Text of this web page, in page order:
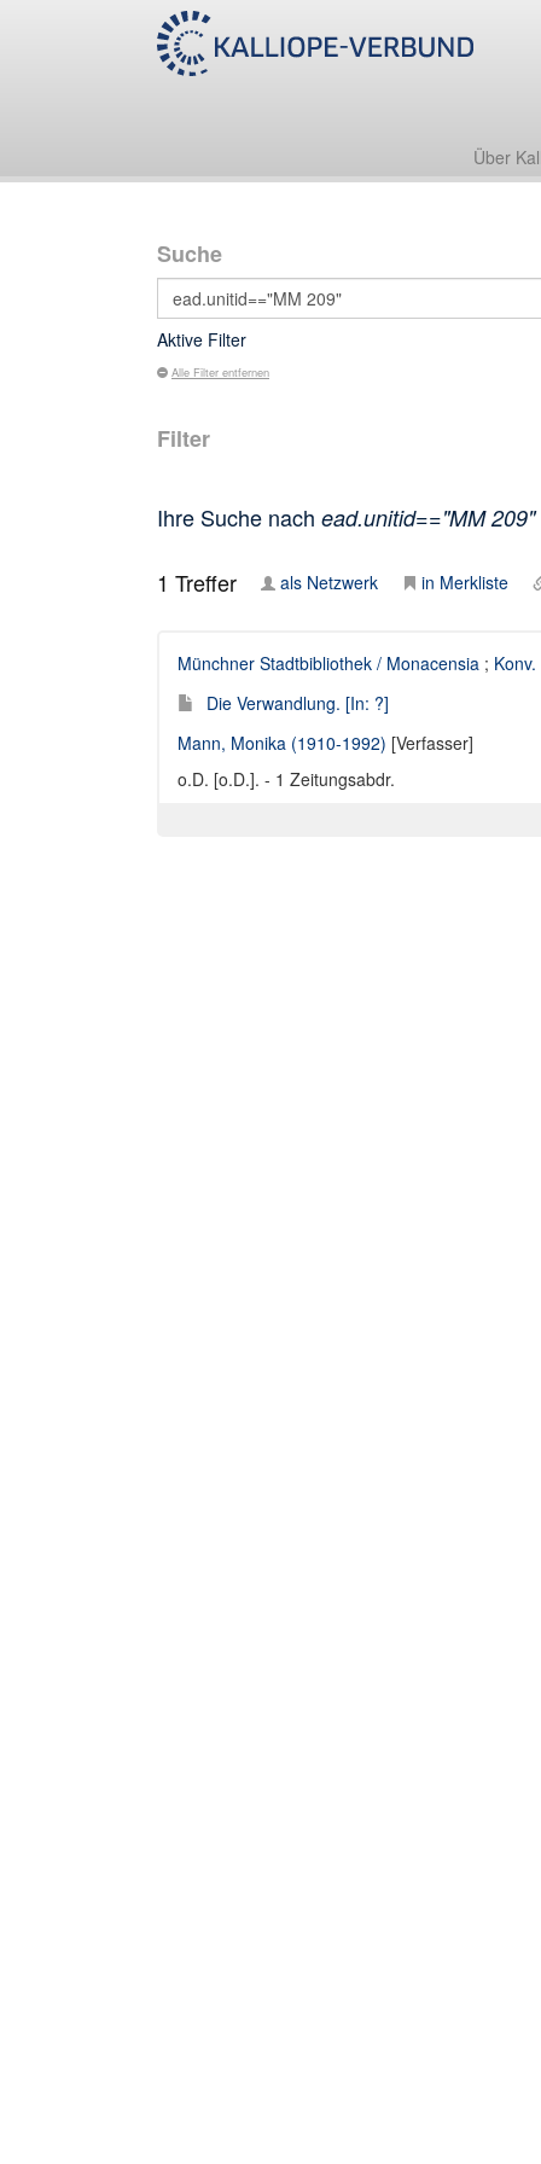
Über
Suche
Aktive Filter
Alle Filter entfernen
Filter
Ihre Suche nach ead.unitid=="MM 209"
1 Treffer als Netzwerk in Merkliste
Münchner Stadtbibliothek / Monacensia ;
Die Verwandlung. [In: ?]
Mann, Monika (1910-1992) [Verfasser]
o.D. [o.D.]. - 1 Zeitungsabdr.